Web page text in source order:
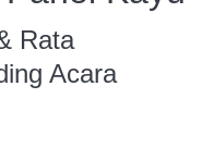
Rata
Acara